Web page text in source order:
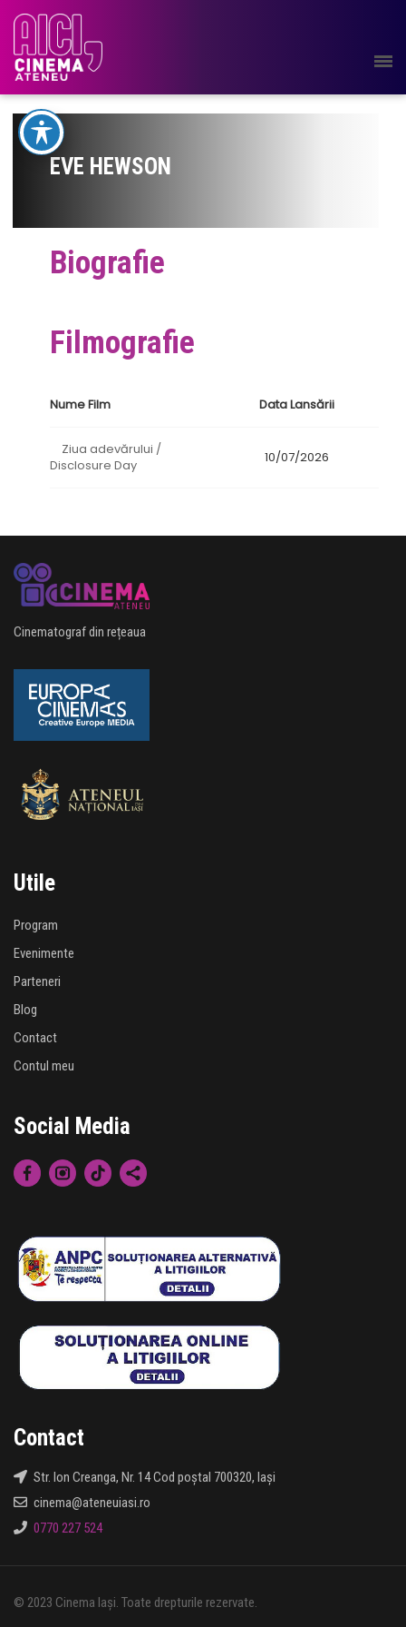
EVE HEWSON
Biografie
Filmografie
Nume Film Data Lansării
Ziua adevărului /
Disclosure Day
10/07/2026
Cinematograf din rețeaua
Utile
Program
Evenimente
Parteneri
Blog
Contact
Contul meu
Social Media
Contact
Str. Ion Creanga, Nr. 14 Cod poștal 700320, Iași
cinema@ateneuiasi.ro
0770 227 524
© 2023 Cinema Iași. Toate drepturile rezervate.